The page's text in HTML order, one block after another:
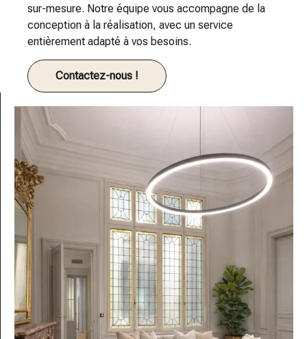
sur-mesure. Notre équipe vous accompagne de la
conception à la réalisation, avec un service
entièrement adapté à vos besoins.
Contactez-nous !